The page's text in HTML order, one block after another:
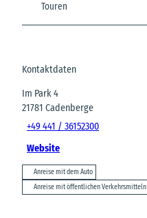
Touren
Kontaktdaten
Im Park 4
21781 Cadenberge
+49 441 / 36152300
Website
Anreise mit dem Auto
Anreise mit öffentlichen Verkehrsmitteln